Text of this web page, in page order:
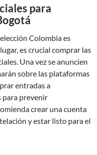
para
Colombia es
es crucial comprar las
Una vez se anuncien
sobre las plataformas
entradas a
para prevenir
crear una cuenta
y estar listo para el